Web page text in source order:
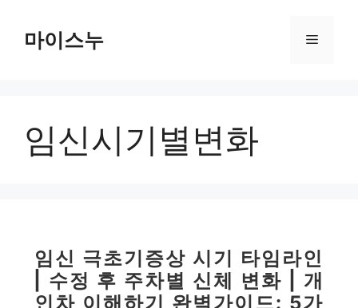
마이스누 메
임신시기별변화
임신 극초기증상 시기 타임라인
| 수정 후 주차별 신체 변화 | 개
인차 이해하기 완벽가이드: 5가